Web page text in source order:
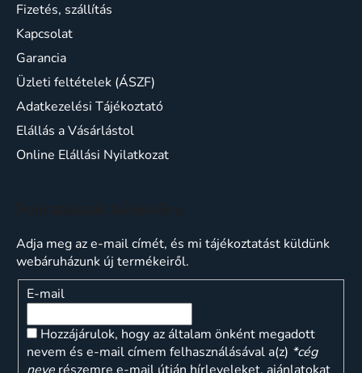
Fizetés, szállítás
Kapcsolat
Garancia
Üzleti feltételek (ÁSZF)
Adatkezelési Tájékoztató
Elállás a Vásárlástol
Online Elállási Nyilatkozat
Adja meg az e-mail címét, és mi tájékoztatást küldünk
webáruházunk új termékeiről.
E-mail
Hozzájárulok, hogy az általam önként megadott
nevem és e-mail címem felhasználásával a(z) *cég